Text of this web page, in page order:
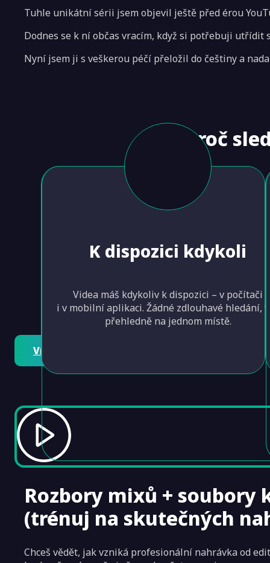
Tuhle unikátní sérii jsem objevil ještě před érou
Dodnes se k ní občas vracím, když si potřebuji
Nyní jsem ji s veškerou péčí přeložil do češtiny a
Proč
K dispozici kdykoli
Videa máš kdykoliv k dispozici – v počítači
i v mobilní aplikaci. Žádné zdlouhavé hledání,
přehledně na jednom místě.
Více na Patreonu
Rozbory mixů + soubory
(trénuj na skutečných
Chceš vědět, jak vzniká profesionální nahrávka od